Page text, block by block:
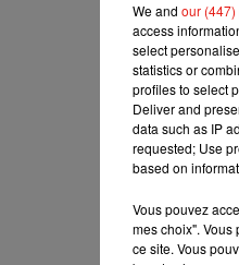
We and our
access
select
statistics or
profiles to select
Deliver and
data such as IP
requested; Use
based on
Vous pouvez
mes choix".
ce site. Vous